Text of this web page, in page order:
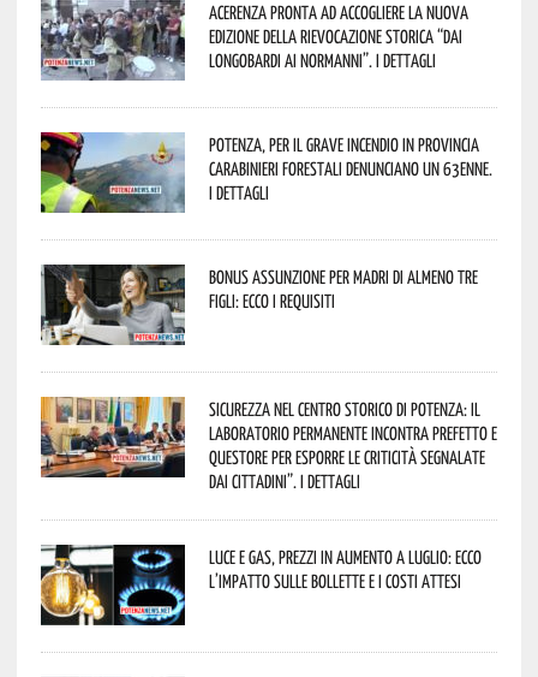
Acerenza pronta ad accogliere la nuova
edizione della rievocazione storica “Dai
Longobardi ai Normanni”. I dettagli
Potenza, per il grave incendio in Provincia
Carabinieri forestali denunciano un 63enne.
I dettagli
Bonus assunzione per madri di almeno tre
figli: ecco i requisiti
Sicurezza nel Centro Storico di Potenza: il
Laboratorio Permanente incontra Prefetto e
Questore per esporre le criticità segnalate
dai cittadini”. I dettagli
Luce e gas, prezzi in aumento a luglio: ecco
l’impatto sulle bollette e i costi attesi